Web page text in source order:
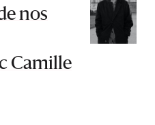
nos
Camille